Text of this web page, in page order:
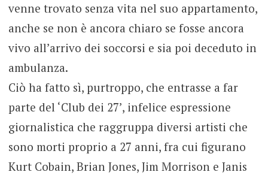
venne trovato senza vita nel suo appartamento,
anche se non è ancora chiaro se fosse ancora
vivo all’arrivo dei soccorsi e sia poi deceduto in
ambulanza.
Ciò ha fatto sì, purtroppo, che entrasse a far
parte del ‘Club dei 27’, infelice espressione
giornalistica che raggruppa diversi artisti che
sono morti proprio a 27 anni, fra cui figurano
Kurt Cobain, Brian Jones, Jim Morrison e Janis